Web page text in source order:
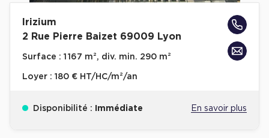
Irizium
2 Rue Pierre Baizet 69009 Lyon
Surface : 1 167 m², div. min. 290 m²
Loyer : 180 € HT/HC/m²/an
Disponibilité : Immédiate En savoir plus